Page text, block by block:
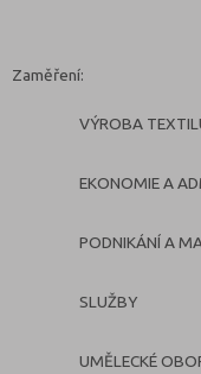
Zaměření:
VÝROBA
EKONOMIE A
PODNIKÁNÍ A
SLUŽBY
UMĚLECKÉ